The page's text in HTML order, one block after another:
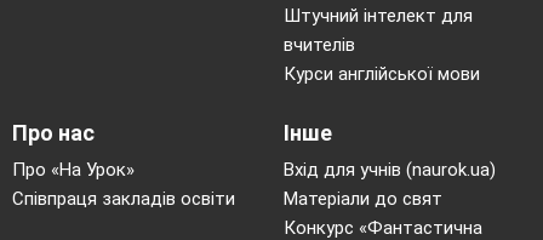
діатомових водоростей. Прісноводний
фітопланктон представлений одноклітинними
зеленими водоростями. Водорості, що ростуть
Наука, що вивчає походження, будову та
різноманітність водоростей, називається
Штучний інтелект для
вчителів
Курси англійської мови
Про нас
Про «На Урок»
Співпраця закладів освіти
Інше
Вхід для учнів (naurok.ua)
Матеріали до свят
Конкурс «Фантастична